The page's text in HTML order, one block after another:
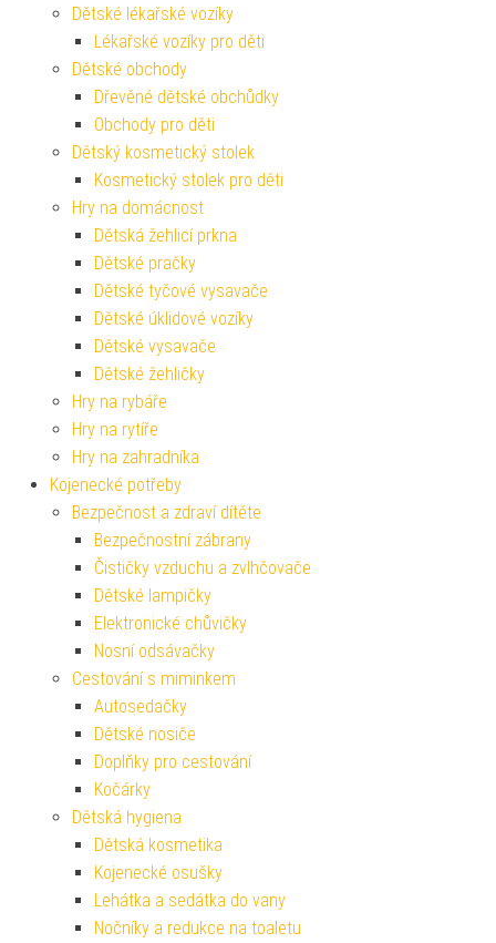
Dětské lékařské vozíky
Lékařské vozíky pro děti
Dětské obchody
Dřevěné dětské obchůdky
Obchody pro děti
Dětský kosmetický stolek
Kosmetický stolek pro děti
Hry na domácnost
Dětská žehlicí prkna
Dětské pračky
Dětské tyčové vysavače
Dětské úklidové vozíky
Dětské vysavače
Dětské žehličky
Hry na rybáře
Hry na rytíře
Hry na zahradníka
Kojenecké potřeby
Bezpečnost a zdraví dítěte
Bezpečnostní zábrany
Čističky vzduchu a zvlhčovače
Dětské lampičky
Elektronické chůvičky
Nosní odsávačky
Cestování s miminkem
Autosedačky
Dětské nosiče
Doplňky pro cestování
Kočárky
Dětská hygiena
Dětská kosmetika
Kojenecké osušky
Lehátka a sedátka do vany
Nočníky a redukce na toaletu